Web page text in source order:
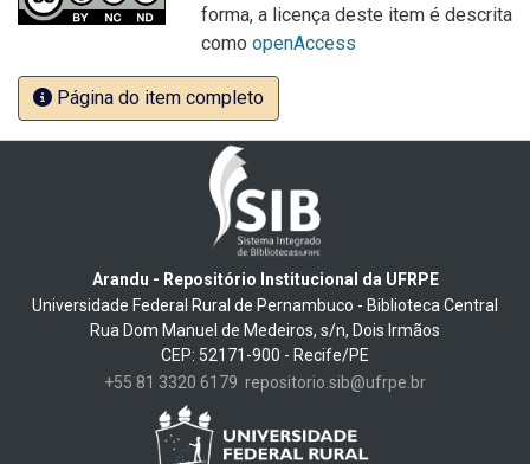
forma, a licença deste item é descrita
como openAccess
Página do item completo
Arandu - Repositório Institucional da UFRPE
Universidade Federal Rural de Pernambuco - Biblioteca Central
Rua Dom Manuel de Medeiros, s/n, Dois Irmãos
CEP: 52171-900 - Recife/PE
+55 81 3320 6179 repositorio.sib@ufrpe.br